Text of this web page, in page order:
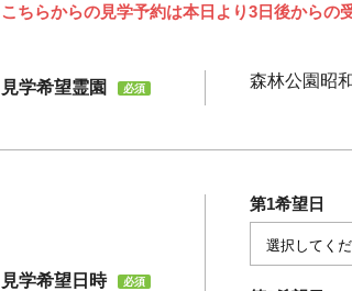
こちらからの見学予約は本日より3日後からの
見学希望霊園 必須 森林公園昭
見学希望日時 必須
第1希望日